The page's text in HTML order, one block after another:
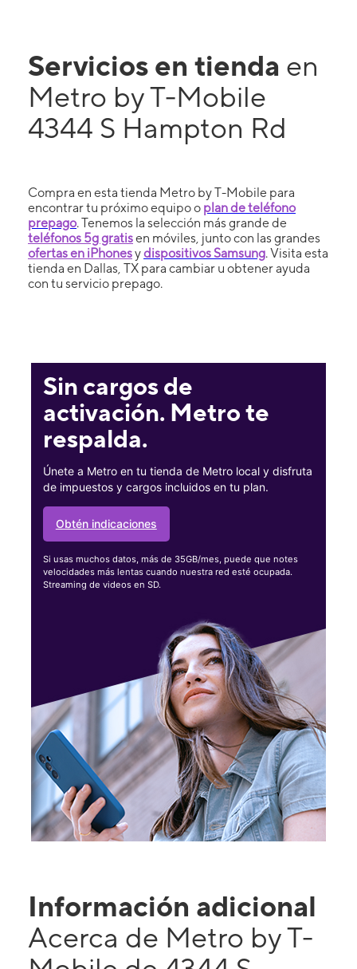
Servicios en tienda en
Metro by T-Mobile
4344 S Hampton Rd
Compra en esta tienda Metro by T-Mobile para
encontrar tu próximo equipo o plan de teléfono
prepago. Tenemos la selección más grande de
teléfonos 5g gratisen móviles, junto con las grandes
ofertas en iPhonesydispositivos Samsung. Visita esta
tienda en Dallas, TX para cambiar u obtener ayuda
con tu servicio prepago.
Sin cargos de
activación. Metro te
respalda.
Únete a Metro en tu tienda de Metro local y disfruta
de impuestos y cargos incluidos en tu plan.
Obtén indicaciones
Si usas muchos datos, más de 35GB/mes, puede que notes
velocidades más lentas cuando nuestra red esté ocupada.
Streaming de videos en SD.
Información adicional
Acerca de Metro by T-